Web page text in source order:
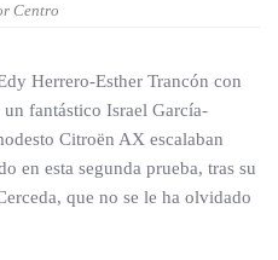
Centro
Herrero-Esther Trancón con
fantástico Israel García-
Citroën AX escalaban
en esta segunda prueba, tras su
que no se le ha olvidado